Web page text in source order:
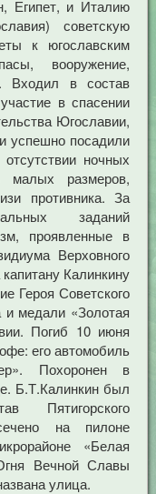
Египет, и Италию
советскую
к югославским
вооружение,
Входил в состав
в спасении
Югославии,
успешно посадили
ночных
малых размеров,
противника. За
заданий
проявленные в
Верховного
Калинкину
Героя Советского
медали «Золотая
Погиб 10 июня
его автомобиль
Похоронен в
Б.Т.Калинкин был
Пятигорского
на пилоне
«Белая
Вечной Славы
улица.